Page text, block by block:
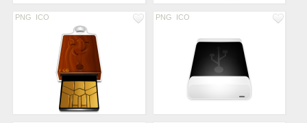
PNG ICO PNG ICO